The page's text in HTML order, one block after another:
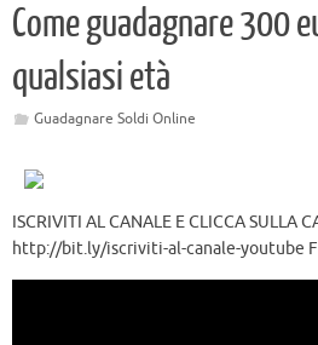
Come guadagnare 300
qualsiasi età
Guadagnare Soldi Online
ISCRIVITI AL CANALE E CLICCA SULLA
http://bit.ly/iscriviti-al-canale-youtube